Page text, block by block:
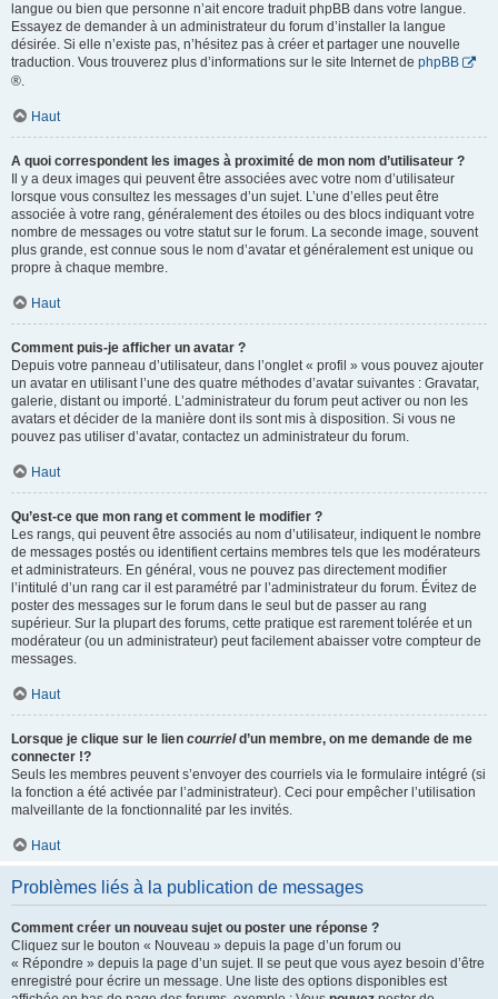
langue ou bien que personne n’ait encore traduit phpBB dans votre langue.
Essayez de demander à un administrateur du forum d’installer la langue
désirée. Si elle n’existe pas, n’hésitez pas à créer et partager une nouvelle
traduction. Vous trouverez plus d’informations sur le site Internet de phpBB
®.
Haut
A quoi correspondent les images à proximité de mon nom d’utilisateur ?
Il y a deux images qui peuvent être associées avec votre nom d’utilisateur
lorsque vous consultez les messages d’un sujet. L’une d’elles peut être
associée à votre rang, généralement des étoiles ou des blocs indiquant votre
nombre de messages ou votre statut sur le forum. La seconde image, souvent
plus grande, est connue sous le nom d’avatar et généralement est unique ou
propre à chaque membre.
Haut
Comment puis-je afficher un avatar ?
Depuis votre panneau d’utilisateur, dans l’onglet « profil » vous pouvez ajouter
un avatar en utilisant l’une des quatre méthodes d’avatar suivantes : Gravatar,
galerie, distant ou importé. L’administrateur du forum peut activer ou non les
avatars et décider de la manière dont ils sont mis à disposition. Si vous ne
pouvez pas utiliser d’avatar, contactez un administrateur du forum.
Haut
Qu’est-ce que mon rang et comment le modifier ?
Les rangs, qui peuvent être associés au nom d’utilisateur, indiquent le nombre
de messages postés ou identifient certains membres tels que les modérateurs
et administrateurs. En général, vous ne pouvez pas directement modifier
l’intitulé d’un rang car il est paramétré par l’administrateur du forum. Évitez de
poster des messages sur le forum dans le seul but de passer au rang
supérieur. Sur la plupart des forums, cette pratique est rarement tolérée et un
modérateur (ou un administrateur) peut facilement abaisser votre compteur de
messages.
Haut
Lorsque je clique sur le lien courrield’un membre, on me demande de me
connecter !?
Seuls les membres peuvent s’envoyer des courriels via le formulaire intégré (si
la fonction a été activée par l’administrateur). Ceci pour empêcher l’utilisation
malveillante de la fonctionnalité par les invités.
Haut
Problèmes liés à la publication de messages
Comment créer un nouveau sujet ou poster une réponse ?
Cliquez sur le bouton « Nouveau » depuis la page d’un forum ou
« Répondre » depuis la page d’un sujet. Il se peut que vous ayez besoin d’être
enregistré pour écrire un message. Une liste des options disponibles est